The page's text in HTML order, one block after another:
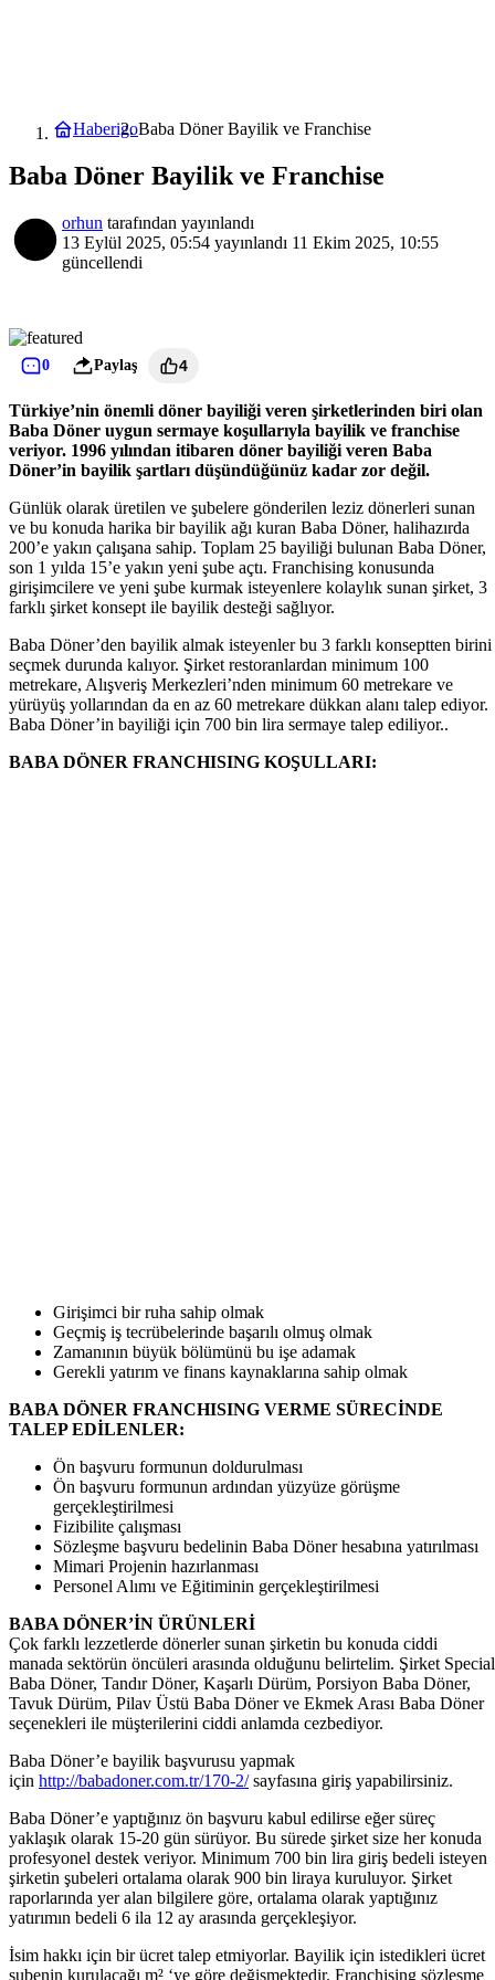
HaberigoBaba Döner Bayilik ve Franchise
Baba Döner Bayilik ve Franchise
orhun tarafından yayınlandı
13 Eylül 2025, 05:54 yayınlandı 11 Ekim 2025, 10:55
güncellendi
0 Paylaş 4
Türkiye’nin önemli döner bayiliği veren şirketlerinden biri olan
Baba Döner uygun sermaye koşullarıyla bayilik ve franchise
veriyor. 1996 yılından itibaren döner bayiliği veren Baba
Döner’in bayilik şartları düşündüğünüz kadar zor değil.
Günlük olarak üretilen ve şubelere gönderilen leziz dönerleri sunan
ve bu konuda harika bir bayilik ağı kuran Baba Döner, halihazırda
200’e yakın çalışana sahip. Toplam 25 bayiliği bulunan Baba Döner,
son 1 yılda 15’e yakın yeni şube açtı. Franchising konusunda
girişimcilere ve yeni şube kurmak isteyenlere kolaylık sunan şirket, 3
farklı şirket konsept ile bayilik desteği sağlıyor.
Baba Döner’den bayilik almak isteyenler bu 3 farklı konseptten birini
seçmek durunda kalıyor. Şirket restoranlardan minimum 100
metrekare, Alışveriş Merkezleri’nden minimum 60 metrekare ve
yürüyüş yollarından da en az 60 metrekare dükkan alanı talep ediyor.
Baba Döner’in bayiliği için 700 bin lira sermaye talep ediliyor..
BABA DÖNER FRANCHISING KOŞULLARI:
Girişimci bir ruha sahip olmak
Geçmiş iş tecrübelerinde başarılı olmuş olmak
Zamanının büyük bölümünü bu işe adamak
Gerekli yatırım ve finans kaynaklarına sahip olmak
BABA DÖNER FRANCHISING VERME SÜRECİNDE
TALEP EDİLENLER:
Ön başvuru formunun doldurulması
Ön başvuru formunun ardından yüzyüze görüşme
gerçekleştirilmesi
Fizibilite çalışması
Sözleşme başvuru bedelinin Baba Döner hesabına yatırılması
Mimari Projenin hazırlanması
Personel Alımı ve Eğitiminin gerçekleştirilmesi
BABA DÖNER’İN ÜRÜNLERİ
Çok farklı lezzetlerde dönerler sunan şirketin bu konuda ciddi
manada sektörün öncüleri arasında olduğunu belirtelim. Şirket Special
Baba Döner, Tandır Döner, Kaşarlı Dürüm, Porsiyon Baba Döner,
Tavuk Dürüm, Pilav Üstü Baba Döner ve Ekmek Arası Baba Döner
seçenekleri ile müşterilerini ciddi anlamda cezbediyor.
Baba Döner’e bayilik başvurusu yapmak
için http://babadoner.com.tr/170-2/sayfasına giriş yapabilirsiniz.
Baba Döner’e yaptığınız ön başvuru kabul edilirse eğer süreç
yaklaşık olarak 15-20 gün sürüyor. Bu sürede şirket size her konuda
profesyonel destek veriyor. Minimum 700 bin lira giriş bedeli isteyen
şirketin şubeleri ortalama olarak 900 bin liraya kuruluyor. Şirket
raporlarında yer alan bilgilere göre, ortalama olarak yaptığınız
yatırımın bedeli 6 ila 12 ay arasında gerçekleşiyor.
İsim hakkı için bir ücret talep etmiyorlar. Bayilik için istedikleri ücret
şubenin kurulacağı m² ‘ye göre değişmektedir. Franchising sözleşme